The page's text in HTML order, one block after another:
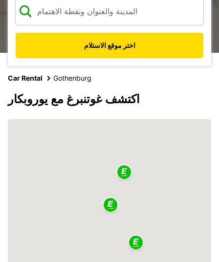
اختر موقع الاستلام
Car Rental Gothenburg
اكتشف غوتنبرغ مع يوروبكار